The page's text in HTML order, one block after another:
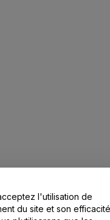
contacter
l'utilisation de
du site et son efficacité